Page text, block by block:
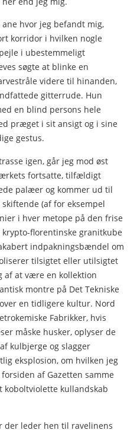
hvor jeg befandt mig,
korridor i hvilken nogle
i ubestemmeligt
søgte at blinke en
videre til hinanden,
gitterrude. Hun
en blind persons hele
præ­get i sit ansigt og i sine
ge­stus.
igen, går jeg mod øst
fortsatte, tilfældigt
palæer og kommer ud til
(af for eksempel
i hver metope på den frise
florentinske granitkube
indpakningsbændel om
tilsigtet eller utilsigtet
af at være en kollektion
montre på Det Tekniske
en tidligere kultur. Nord
Fabrikker, hvis
måske husker, oplyser de
kulbjerge og slagger
eksplosion, om hvilken jeg
af Gazetten samme
koboltviolette kullandskab
leder hen til ravelinens